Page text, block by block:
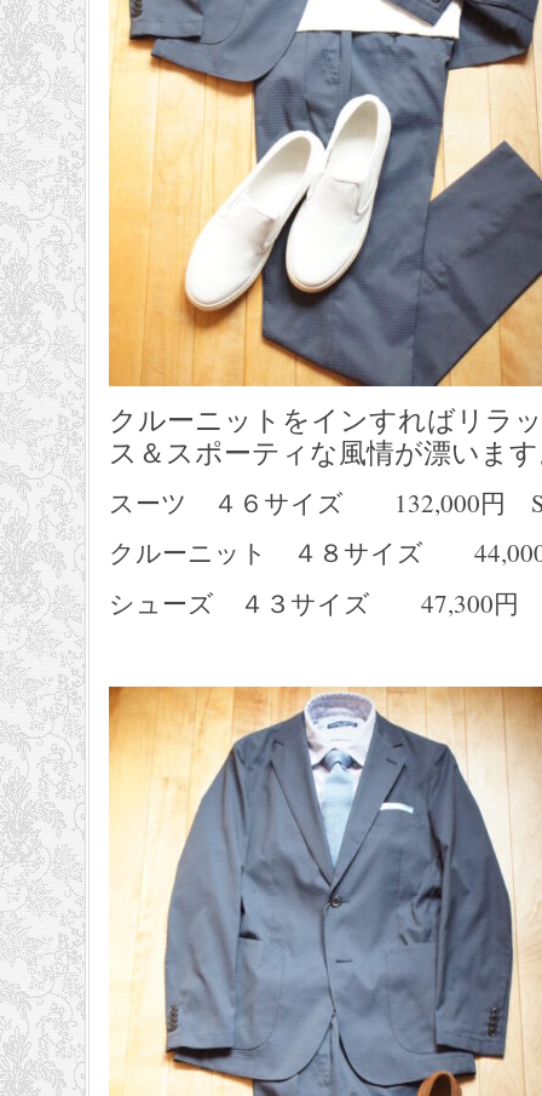
クルーニットをインすればリラ
ス＆スポーティな風情が漂いま
スーツ ４６サイズ 132,000円
クルーニット ４８サイズ
シューズ ４３サイズ 47,300円